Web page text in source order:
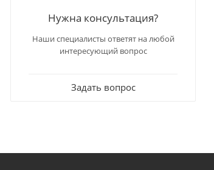
Нужна консультация?
Наши специалисты ответят на любой
интересующий вопрос
Задать вопрос